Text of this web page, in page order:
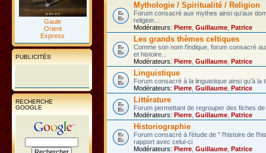
Gaule
Orient
Express
PUBLICITÉS
RECHERCHE
GOOGLE
Mythologie / Spiritualité / Religion
Forum consacré aux mythes ainsi qu'aux
religion...
Modérateurs: Pierre Guillaume Patrice
Les grands thèmes celtiques
Comme son nom l'indique, forum consacré
et histoire...
Modérateurs: Pierre Guillaume Patrice
Linguistique
Forum consacré à la linguistique ainsi qu'à la
Modérateurs: Pierre Guillaume Patrice
Littérature
Forum permettant de regrouper des fiches
Modérateurs: Pierre Guillaume Patrice
Historiographie
Forum consacré à l'étude de " l'histoire de
rapport avec celui-ci
Modérateurs: Pierre Guillaume Patrice